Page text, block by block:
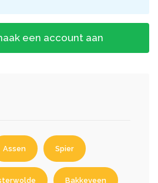
een account aan
Assen Spier
Bakkeveen